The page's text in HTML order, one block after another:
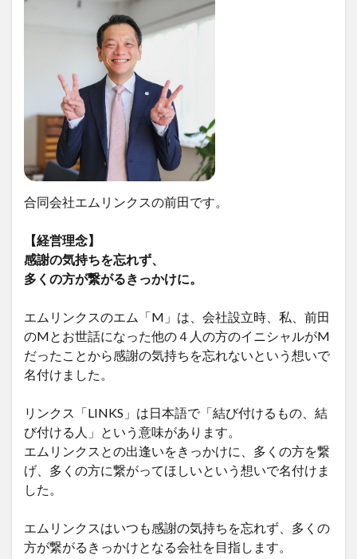
合同会社エムリンクスの前田です。
【経営理念】
感謝の気持ちを忘れず、
多くの方が繋がるきっかけに。
エムリンクスのエム「M」は、会社設立時、私、前田
のMとお世話になった他の４人の方のイニシャルがM
だったことから感謝の気持ちを忘れないという想いで
名付けました。
リンクス「LINKS」は日本語で「結び付けるもの、結
び付ける人」という意味があります。
エムリンクスとの出逢いをきっかけに、多くの方を繋
げ、多くの方に繋がってほしいという想いで名付けま
した。
エムリンクスはいつも感謝の気持ちを忘れず、多くの
方が繋がるきっかけとなる会社を目指します。